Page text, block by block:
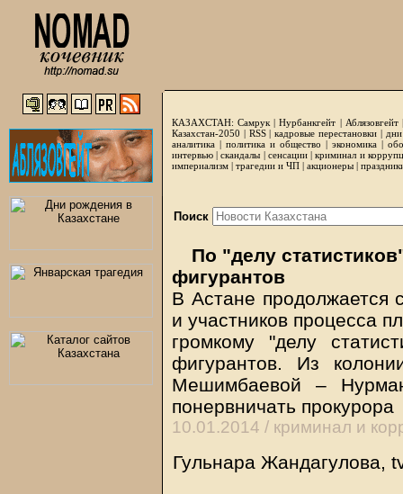
КАЗАХСТАН: Самрук |Нурбанкгейт | Аблязовгейт
Казахстан-2050 | RSS|кадровые перестановки|
аналитика | политика и общество | экономика |
интервью |скандалы | сенсации|криминал и
империализм | трагедии и ЧП | акционеры |
Поиск
По "делу
фигурантов
В Астане
и участников процесса
громкому "делу
фигурантов. Из
Мешимбаевой –
понервничать прокурора
10.01.2014 / криминал и
Гульнара Жандагулова,